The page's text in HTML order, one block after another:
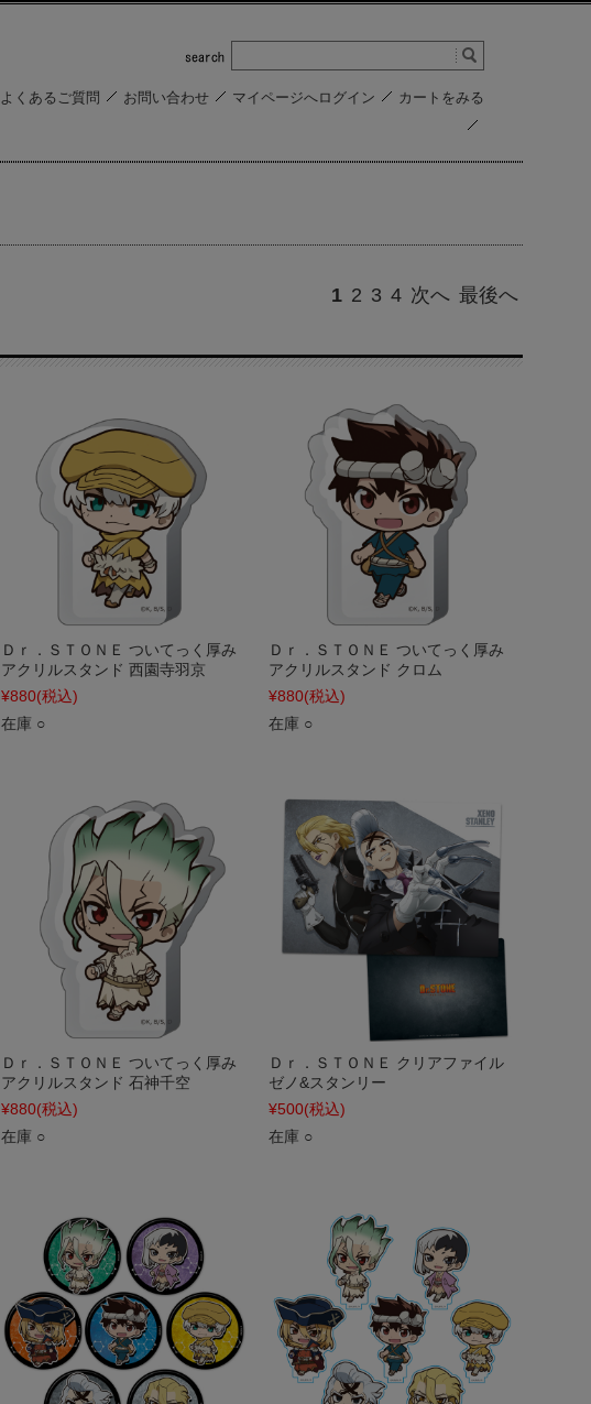
よくあるご質問 お問い合わせ マイページへログイン カートをみる
1 2 3 4 次へ 最後へ
Ｄｒ．ＳＴＯＮＥ ついてっく厚み
アクリルスタンド 西園寺羽京
¥880(税込)
在庫 ○
Ｄｒ．ＳＴＯＮＥ ついてっく厚み
アクリルスタンド クロム
¥880(税込)
在庫 ○
Ｄｒ．ＳＴＯＮＥ ついてっく厚み
アクリルスタンド 石神千空
¥880(税込)
在庫 ○
Ｄｒ．ＳＴＯＮＥ クリアファイル
ゼノ&スタンリー
¥500(税込)
在庫 ○